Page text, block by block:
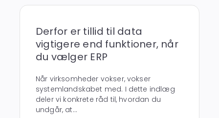
Derfor er tillid til data
vigtigere end funktioner, når
du vælger ERP
Når virksomheder vokser, vokser
systemlandskabet med. I dette indlæg
deler vi konkrete råd til, hvordan du
undgår, at...